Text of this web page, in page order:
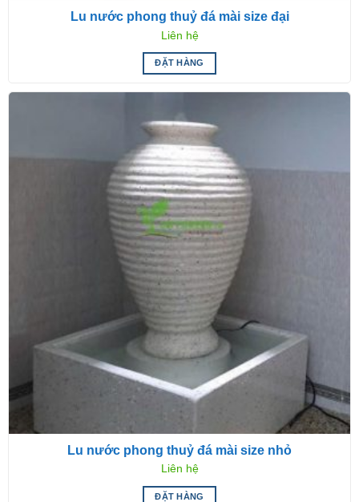
Lu nước phong thuỷ đá mài size đại
Liên hệ
ĐẶT HÀNG
Lu nước phong thuỷ đá mài size nhỏ
Liên hệ
ĐẶT HÀNG